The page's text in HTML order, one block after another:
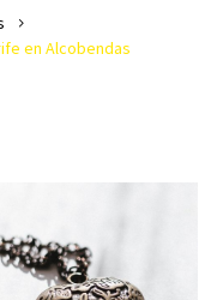
en Alcobendas